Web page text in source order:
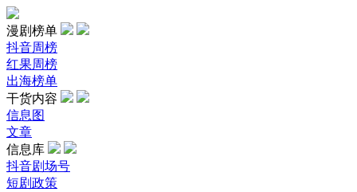
漫剧榜单
抖音周榜
红果周榜
出海榜单
干货内容
信息图
文章
信息库
抖音剧场号
短剧政策